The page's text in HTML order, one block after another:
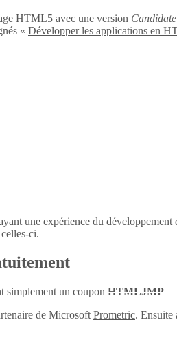
HTML5 avec une version
« Développer les applications en
une expérience du
ci.
simplement un coupon HTMLJMP
de Microsoft Prometric. Ensuite